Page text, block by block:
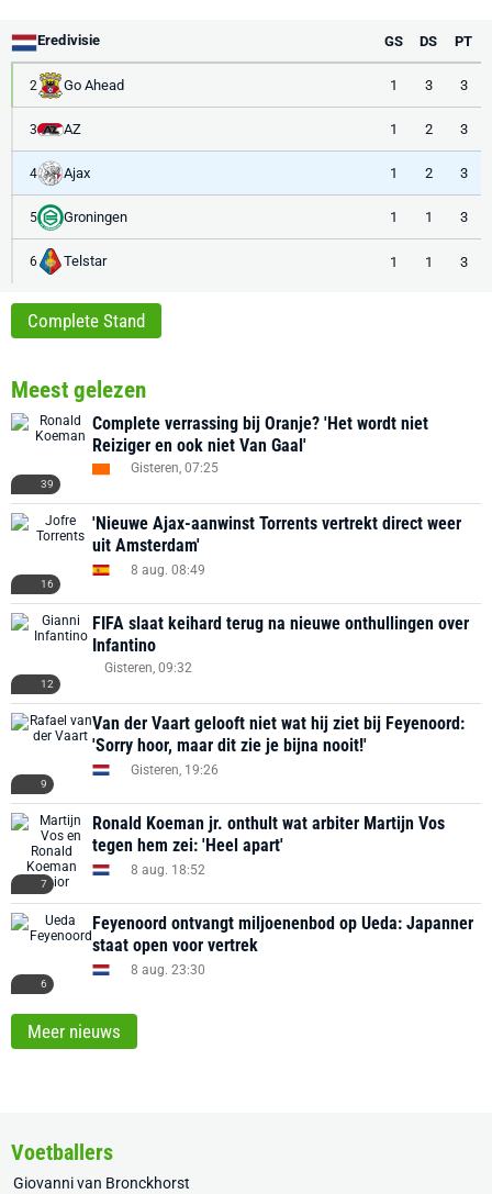
Eredivisie GS DS PT
2 Go Ahead 1 3 3
3 AZ 1 2 3
4 Ajax 1 2 3
5 Groningen 1 1 3
6 Telstar 1 1 3
Complete Stand
Meest gelezen
39
Complete verrassing bij Oranje? 'Het wordt niet
Reiziger en ook niet Van Gaal'
Gisteren, 07:25
16
'Nieuwe Ajax-aanwinst Torrents vertrekt direct weer
uit Amsterdam'
8 aug. 08:49
12
FIFA slaat keihard terug na nieuwe onthullingen over
Infantino
Gisteren, 09:32
9
Van der Vaart gelooft niet wat hij ziet bij Feyenoord:
'Sorry hoor, maar dit zie je bijna nooit!'
Gisteren, 19:26
7
Ronald Koeman jr. onthult wat arbiter Martijn Vos
tegen hem zei: 'Heel apart'
8 aug. 18:52
6
Feyenoord ontvangt miljoenenbod op Ueda: Japanner
staat open voor vertrek
8 aug. 23:30
Meer nieuws
Voetballers
Giovanni van Bronckhorst